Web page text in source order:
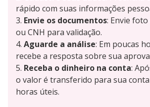
rápido com suas informações
Envie os documentos: Envie foto
ou CNH para validação.
Aguarde a análise: Em poucas
recebe a resposta sobre sua
Receba o dinheiro na conta:
o valor é transferido para sua
horas úteis.